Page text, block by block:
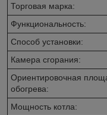
Торговая марка:
Функциональность:
Способ установки:
Камера сгорания:
Ориентировочная
обогрева:
Мощность котла: